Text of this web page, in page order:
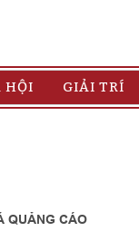
HỘI GIẢI TRÍ
QUẢNG CÁO